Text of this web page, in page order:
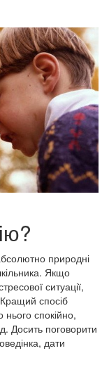
природні
Якщо
ситуації,
спосіб
спокійно,
Досить поговорити
дати